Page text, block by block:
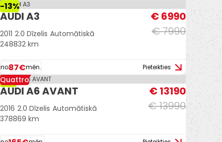
-13%
AUDI A3
€ 7990
€ 6990
2011 2.0 Dīzelis Automātiskā
248832 km
no87€mēn. Pieteikties
-6%
Quattro
AUDI A6 AVANT
€ 13990
€ 13190
2016 2.0 Dīzelis Automātiskā
378869 km